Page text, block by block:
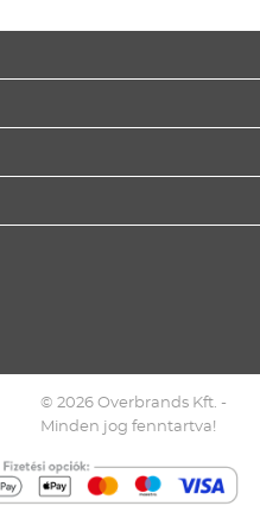
© 2026 Overbrands Kft. -
Minden jog fenntartva!